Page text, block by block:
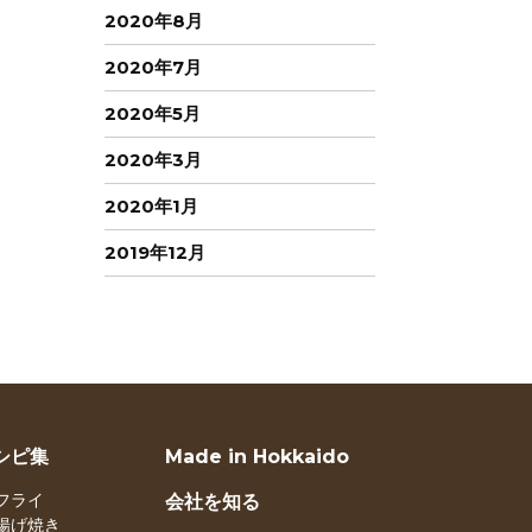
2020年8月
2020年7月
2020年5月
2020年3月
2020年1月
2019年12月
ピ集
ライ
げ焼き
Made in Hokkaido
会社を知る